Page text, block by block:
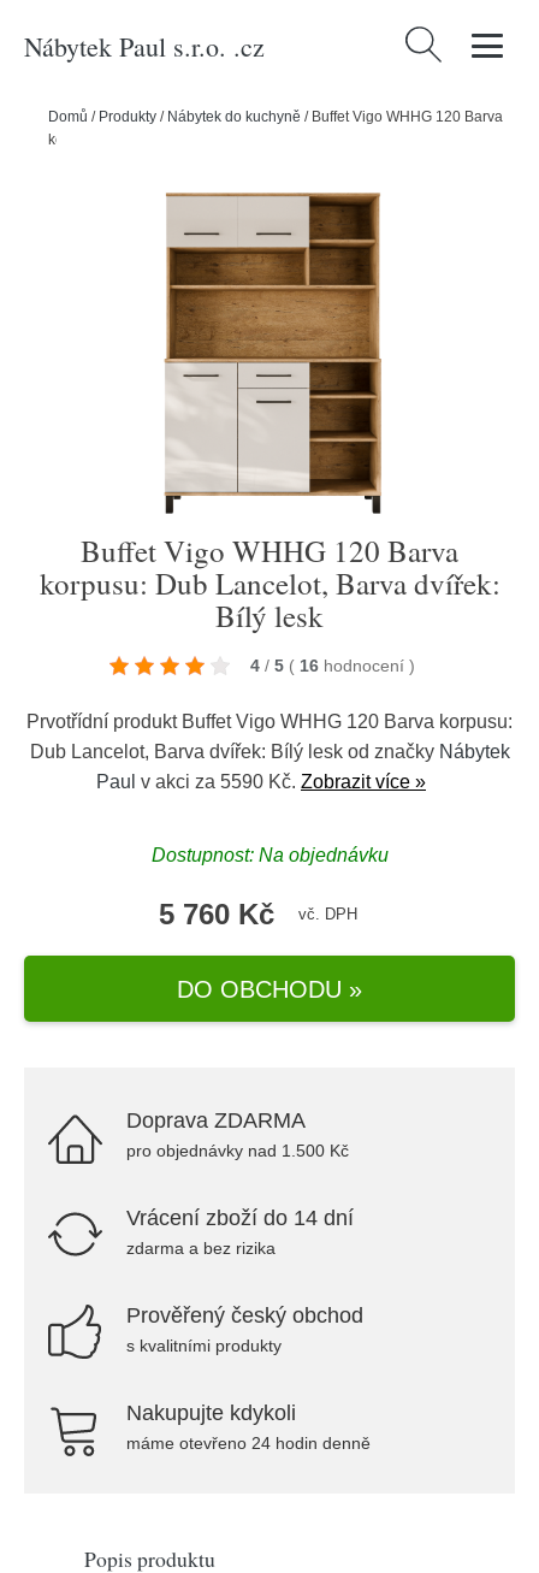
Nábytek Paul s.r.o. .cz Vyhledávání
Domů / Produkty / Nábytek do kuchyně / Buffet Vigo WHHG 120 Barva
korpusu: Dub Lancelot, Barva dvířek: Bílý lesk
Buffet Vigo WHHG 120 Barva
korpusu: Dub Lancelot, Barva dvířek:
Bílý lesk
4 / 5 ( 16 hodnocení )
Prvotřídní produkt Buffet Vigo WHHG 120 Barva korpusu:
Dub Lancelot, Barva dvířek: Bílý lesk od značky Nábytek
Paul v akci za 5590 Kč. Zobrazit více »
Dostupnost: Na objednávku
5 760 Kč vč. DPH
DO OBCHODU »
Doprava ZDARMA
pro objednávky nad 1.500 Kč
Vrácení zboží do 14 dní
zdarma a bez rizika
Prověřený český obchod
s kvalitními produkty
Nakupujte kdykoli
máme otevřeno 24 hodin denně
Popis produktu